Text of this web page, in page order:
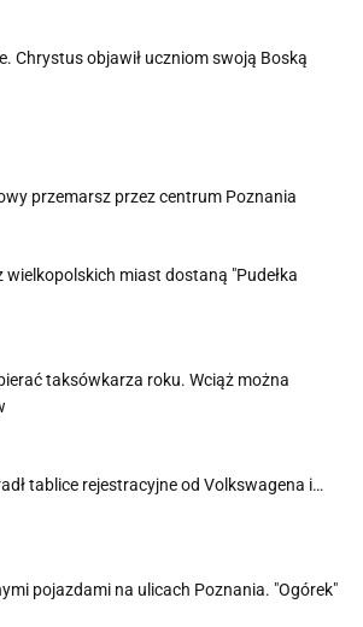
Chrystus objawił uczniom swoją Boską
przemarsz przez centrum Poznania
wielkopolskich miast dostaną "Pudełka
taksówkarza roku. Wciąż można
tablice rejestracyjne od Volkswagena i…
pojazdami na ulicach Poznania. "Ogórek"